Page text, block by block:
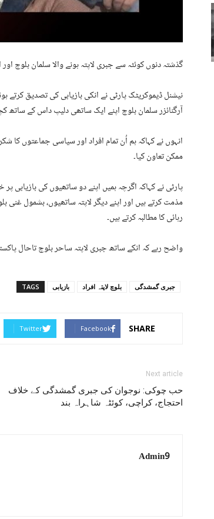
گذشتہ دنوں کوئٹہ سے جبری لاپتہ ہونے والا سلمان بلوچ
نیشنل ڈیموکریٹک پارٹی نے انکی بازیابی کی تصدیق کرتے
آرگنائزر سلمان بلوچ اپنے ایک ساتھی دلیپ داس کے ساتھ
انہوں نے کہاکہ ہم اُن تمام افراد اور سیاسی جماعتوں
ممکن تعاون کیا۔
پارٹی نے کہاکہ اگرچہ ہمیں اپنے دو ساتھیوں کی
مذمت کرتے ہیں اور اپنے دیگر لاپتہ ساتھیوں، بشمول غنی
رہائی کا مطالبہ کرتے ہیں۔
واضح رہے کہ انکے ساتھ جبری لاپتہ ساحر بلوچ تاحال
TAGS بازیابی بلوچ لاپتہ افراد جبری گمشدگی
SHARE
Facebook
Twitter
Next article
حب چوکی: نوجوان کی جبری گمشدگی کے خلاف
احتجاج، کراچی، کوئٹہ شاہراہ بند
Admin9